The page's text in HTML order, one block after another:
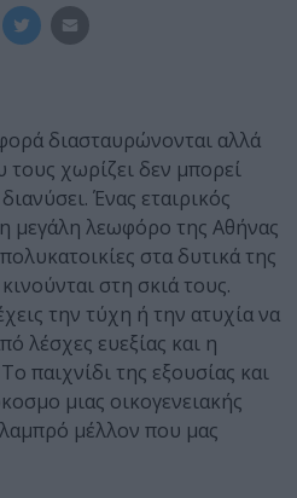
διασταυρώνονται αλλά
χωρίζει δεν μπορεί
Ένας εταιρικός
μεγάλη λεωφόρο της Αθήνας
στα δυτικά της
στη σκιά τους.
την τύχη ή την ατυχία να
λέσχες ευεξίας και η
παιχνίδι της εξουσίας και
μιας οικογενειακής
μέλλον που μας